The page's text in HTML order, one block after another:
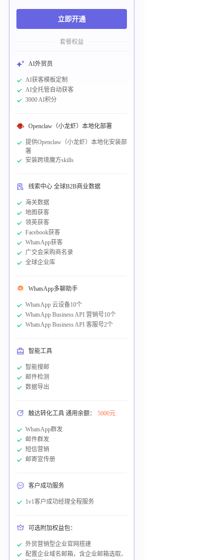
立即开通
套餐权益
AI外贸员
AI获客模板定制
AI全托管自动获客
3000 AI积分
Openclaw（小龙虾）本地化部署
提供Openclaw（小龙虾）本地化安装部
署
安装跨境魔方skills
线索中心 全球B2B商业数据
海关数据
地图获客
领英获客
Facebook获客
WhatsApp获客
广交会采购商名录
全球企业库
WhatsApp多聊助手
WhatsApp 云设备10个
WhatsApp Business API 营销号10个
WhatsApp Business API 客服号2个
智能工具
智能搜邮
邮件检测
数据导出
触达转化工具 通用余额： 5000元
WhatsApp群发
邮件群发
短信营销
邮寄宣传册
客户成功服务
1v1客户成功经理全程服务
可选附加权益包：
外贸营销型企业官网搭建
配置企业域名邮箱，含企业邮箱选取、